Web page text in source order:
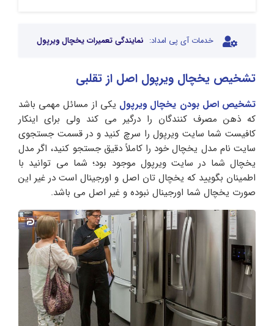
خدمات آی پی امداد: نمایندگی تعمیرات یخچال ویرپول
تشخیص یخچال ویرپول اصل از تقلبی
تشخیص اصل بودن یخچال ویرپول یکی از مسائل مهمی باشد
که ذهن مصرف کنندگان را درگیر می‌ کند ولی برای اینکار
کافیست شما سایت ویرپول را سرچ کنید و در قسمت جستجوی
سایت نام مدل یخچال خود را کاملاً دقیق جستجو کنید، اگر مدل
یخچال شما در سایت ویرپول موجود بود؛ شما می توانید با
اطمینان بگویید که یخچال تان اصل و اورجینال است در غیر این
صورت یخچال شما اورجینال نبوده و غیر اصل می باشد.